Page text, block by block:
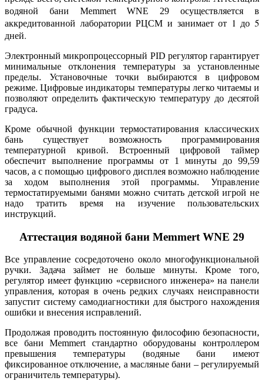
водяной бани Memmert WNE 29осуществляется в
аккредитованной лаборатории РЦСМ и занимает от 1 до 5
дней.
Электронный микропроцессорный PID регулятор гарантирует
минимальные отклонения температуры за установленные
пределы. Установочные точки выбираются в цифровом
режиме. Цифровые индикаторы температуры легко читаемы и
позволяют определить фактическую температуру до десятой
градуса.
Кроме обычной функции термостатирования классических
бань существует возможность программирования
температурной кривой. Встроенный цифровой таймер
обеспечит выполнение программы от 1 минуты до 99,59
часов, а с помощью цифрового дисплея возможно наблюдение
за ходом выполнения этой программы. Управление
термостатируемыми банями можно считать детской игрой не
надо тратить время на изучение пользовательских
инструкций.
Аттестация водяной бани Memmert WNE 29
Все управление сосредоточено около многофункциональной
ручки. Задача займет не больше минуты. Кроме того,
регулятор имеет функцию «сервисного инженера» на панели
управления, которая в очень редких случаях неисправности
запустит систему самодиагностики для быстрого нахождения
ошибки и внесения исправлений.
Продолжая проводить постоянную философию безопасности,
все бани Memmert стандартно оборудованы контроллером
превышения температуры (водяные бани имеют
фиксированное отключение, а масляные бани – регулируемый
ограничитель температуры).